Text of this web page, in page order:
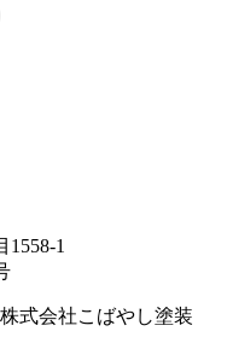
1
式会社こばやし塗装